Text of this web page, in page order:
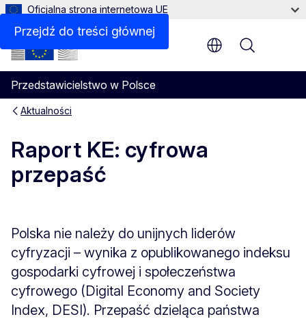
Przejdź do treści głównej
Oficjalna strona internetowa UE
Przedstawicielstwo w Polsce
Menu
Aktualności
Raport KE: cyfrowa
przepaść
Polska nie należy do unijnych liderów
cyfryzacji – wynika z opublikowanego indeksu
gospodarki cyfrowej i społeczeństwa
cyfrowego (Digital Economy and Society
Index, DESI). Przepaść dzieląca państwa